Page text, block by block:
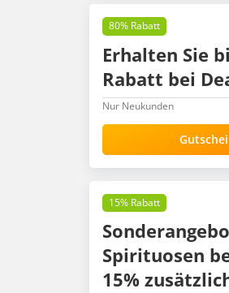
80% Rabatt
Erhalten Sie
Rabatt bei
Nur Neukunden
15% Rabatt
Spirituosen
15%